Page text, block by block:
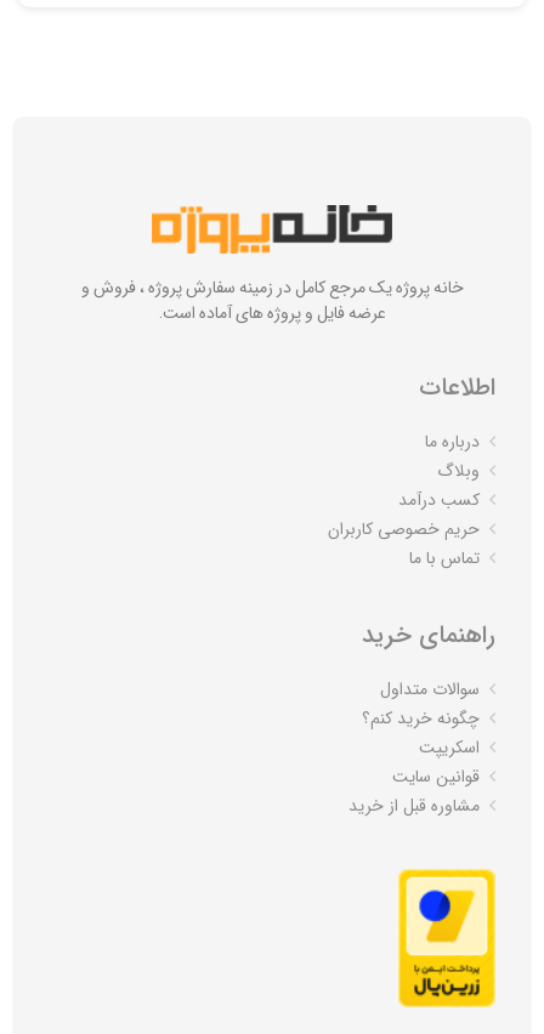
خانه پروژه یک مرجع کامل در زمینه سفارش پروژه ، فروش و
عرضه فایل و پروژه های آماده است.
اطلاعات
درباره ما
وبلاگ
کسب درآمد
حریم خصوصی کاربران
تماس با ما
راهنمای خرید
سوالات متداول
چگونه خرید کنم؟
اسکریپت
قوانین سایت
مشاوره قبل از خرید